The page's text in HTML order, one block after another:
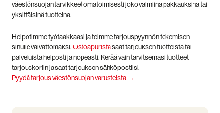
väestönsuojan tarvikkeet omatoimisesti joko valmiina pakkauksina tai
yksittäisinä tuotteina.
Helpotimme työtaakkaasi ja teimme tarjouspyynnön tekemisen
sinulle vaivattomaksi.Ostoapuristasaat tarjouksen tuotteista tai
palveluista helposti ja nopeasti. Kerää vain tarvitsemasi tuotteet
tarjouskoriin ja saat tarjouksen sähköpostiisi.
Pyydä tarjous väestönsuojan varusteista →